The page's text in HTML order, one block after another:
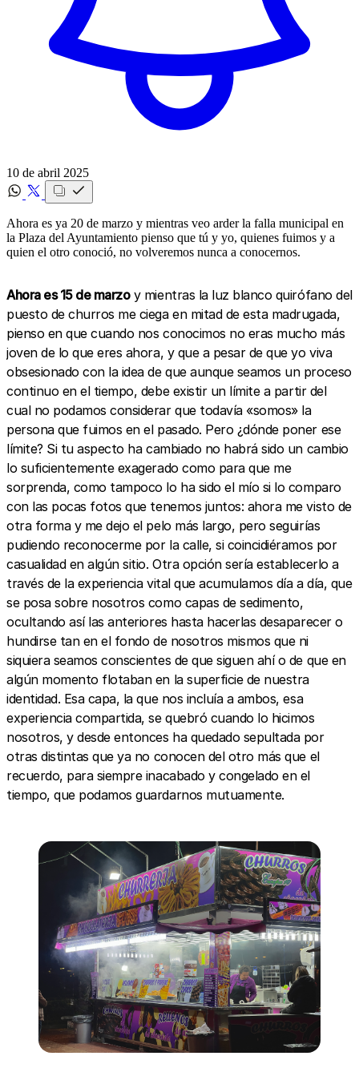
10 de abril 2025
Ahora es ya 20 de marzo y mientras veo arder la falla municipal en
la Plaza del Ayuntamiento pienso que tú y yo, quienes fuimos y a
quien el otro conoció, no volveremos nunca a conocernos.
Ahora es 15 de marzoy mientras la luz blanco quirófano del
puesto de churros me ciega en mitad de esta madrugada,
pienso en que cuando nos conocimos no eras mucho más
joven de lo que eres ahora, y que a pesar de que yo viva
obsesionado con la idea de que aunque seamos un proceso
continuo en el tiempo, debe existir un límite a partir del
cual no podamos considerar que todavía «somos» la
persona que fuimos en el pasado. Pero ¿dónde poner ese
límite? Si tu aspecto ha cambiado no habrá sido un cambio
lo suficientemente exagerado como para que me
sorprenda, como tampoco lo ha sido el mío si lo comparo
con las pocas fotos que tenemos juntos: ahora me visto de
otra forma y me dejo el pelo más largo, pero seguirías
pudiendo reconocerme por la calle, si coincidiéramos por
casualidad en algún sitio. Otra opción sería establecerlo a
través de la experiencia vital que acumulamos día a día, que
se posa sobre nosotros como capas de sedimento,
ocultando así las anteriores hasta hacerlas desaparecer o
hundirse tan en el fondo de nosotros mismos que ni
siquiera seamos conscientes de que siguen ahí o de que en
algún momento flotaban en la superficie de nuestra
identidad. Esa capa, la que nos incluía a ambos, esa
experiencia compartida, se quebró cuando lo hicimos
nosotros, y desde entonces ha quedado sepultada por
otras distintas que ya no conocen del otro más que el
recuerdo, para siempre inacabado y congelado en el
tiempo, que podamos guardarnos mutuamente.